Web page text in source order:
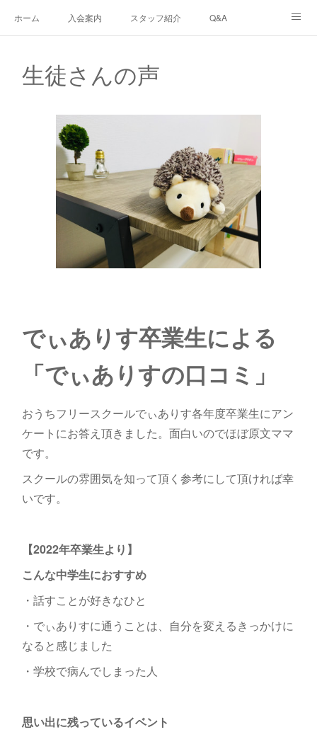
ホーム 入会案内 スタッフ紹介 Q&A
ナリワイとその周辺
生徒さんの声
でぃありす卒業生による
「でぃありすの口コミ」
おうちフリースクールでぃありす各年度卒業生にアン
ケートにお答え頂きました。面白いのでほぼ原文ママ
です。
スクールの雰囲気を知って頂く参考にして頂ければ幸
いです。
【2022年卒業生より】
こんな中学生におすすめ
・話すことが好きなひと
・でぃありすに通うことは、自分を変えるきっかけに
なると感じました
・学校で病んでしまった人
思い出に残っているイベント